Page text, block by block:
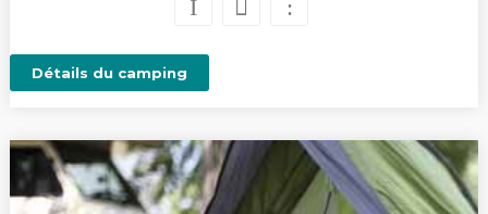
Détails du camping